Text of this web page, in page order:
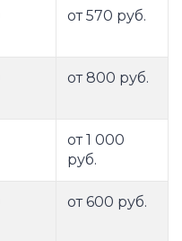
от 570 руб.
от 800 руб.
от 1 000
руб.
от 600 руб.